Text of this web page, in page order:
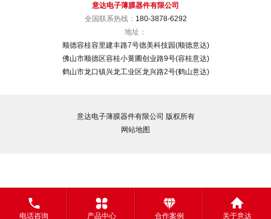
意达电子薄膜器件有限公司
全国联系热线： 180-3878-6292
地址：
顺德容桂容里建丰路7号德美科技园(顺德意达)
佛山市顺德区容桂小黄圃创业路9号(容桂意达)
鹤山市龙口镇兴龙工业区龙兴路2号(鹤山意达)
意达电子薄膜器件有限公司 版权所有
网站地图
电话咨询 产品中心 合作案例 关于意达